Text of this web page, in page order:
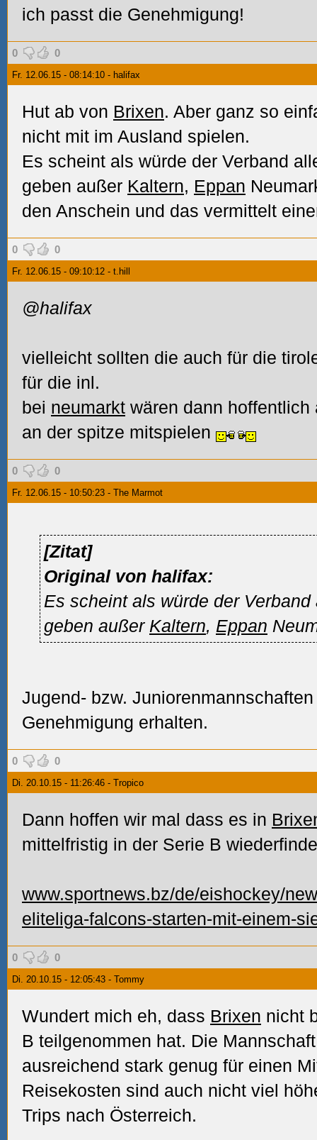
ich passt die Genehmigung!
0 0
Fr. 12.06.15 - 08:14:10 - halifax
Hut ab von Brixen. Aber ganz so
nicht mit im Ausland spielen.
Es scheint als würde der Verband
geben außer Kaltern, Eppan
den Anschein und das vermittelt
0 0
Fr. 12.06.15 - 09:10:12 - t.hill
@halifax
vielleicht sollten die auch für die
für die inl.
bei neumarkt wären dann
an der spitze mitspielen
0 0
Fr. 12.06.15 - 10:50:23 - The Marmot
[Zitat]
Original von halifax:
Es scheint als würde der
geben außer Kaltern, Eppan
Jugend- bzw.
Genehmigung erhalten.
0 0
Di. 20.10.15 - 11:26:46 - Tropico
Dann hoffen wir mal dass es in
mittelfristig in der Serie B
www.sportnews.bz/de/eishockey/
eliteliga-falcons-starten-mit-einem-
0 0
Di. 20.10.15 - 12:05:43 - Tommy
Wundert mich eh, dass Brixen nicht
B teilgenommen hat. Die
ausreichend stark genug für einen
Reisekosten sind auch nicht viel
Trips nach Österreich.